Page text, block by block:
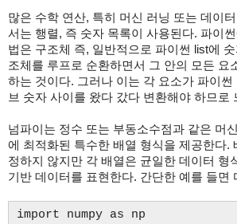
많은 수학 연산, 특히 머신 러닝 또는 데이
서는 행렬, 즉 숫자 목록이 사용된다. 파이
법은 구조체 즉, 일반적으로 파이썬 list에
조체를 루프로 순환하면서 그 안의 모든 요
하는 것이다. 그러나 이는 각 요소가 파이썬
브 숫자 사이를 왔다 갔다 변환해야 하므로
넘파이는 정수 또는 부동소수점과 같은 머
에 최적화된 특수한 배열 형식을 제공한다.
정하지 않지만 각 배열은 균일한 데이터 형
기반 데이터를 표현한다. 간단한 예를 들면
import numpy as np